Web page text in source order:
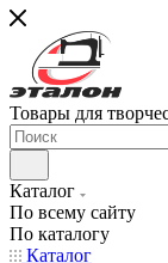
Товары для
Каталог
По всему сайту
По каталогу
Каталог